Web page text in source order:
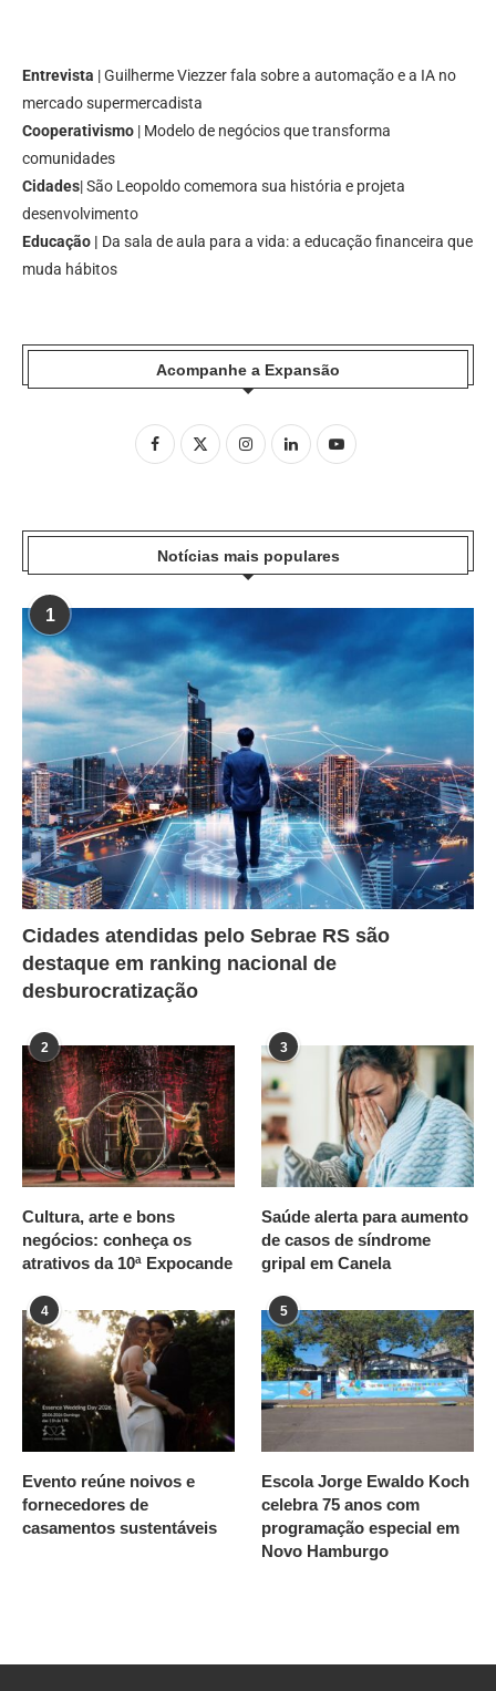
Entrevista | Guilherme Viezzer fala sobre a automação e a IA no
mercado supermercadista
Cooperativismo | Modelo de negócios que transforma
comunidades
Cidades| São Leopoldo comemora sua história e projeta
desenvolvimento
Educação | Da sala de aula para a vida: a educação financeira que
muda hábitos
Acompanhe a Expansão
Notícias mais populares
1
Cidades atendidas pelo Sebrae RS são
destaque em ranking nacional de
desburocratização
2
Cultura, arte e bons
negócios: conheça os
atrativos da 10ª Expocande
3
Saúde alerta para aumento
de casos de síndrome
gripal em Canela
4
Evento reúne noivos e
fornecedores de
casamentos sustentáveis
5
Escola Jorge Ewaldo Koch
celebra 75 anos com
programação especial em
Novo Hamburgo